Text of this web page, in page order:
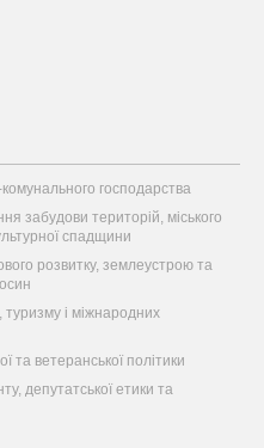
господарства
забудови територій, міського
спадщини
розвитку, землеустрою та
туризму і міжнародних
та ветеранської політики
депутатської етики та